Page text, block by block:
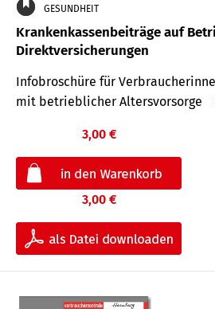
GESUNDHEIT
Krankenkassenbeiträge auf
Direktversicherungen
Infobroschüre für
mit betrieblicher Altersvorsorge
3,00 €
3,00 €